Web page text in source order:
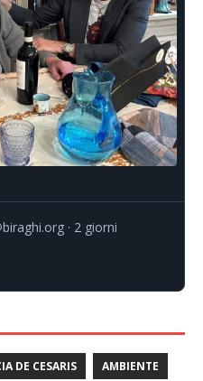
2 giorni
DE CESARIS AMBIENTE